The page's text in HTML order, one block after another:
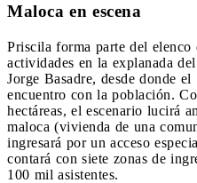
Maloca en escena
Priscila forma parte del elenco
actividades en la explanada
Jorge Basadre, desde donde el
encuentro con la población.
hectáreas, el escenario lucirá
maloca (vivienda de una
ingresará por un acceso
contará con siete zonas de
100 mil asistentes.